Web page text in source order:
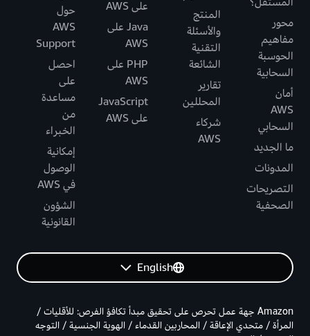
محور
مفاهيم
الحوسبة
السحابية
أمان
AWS
السحابي
ما الجديد
المدونات
التصريحات
الصحفية
المنتج
والأسئلة
التقنية
الشائعة
تقارير
المحللين
شركاء
AWS
على AWS
Java على
AWS
PHP على
AWS
JavaScript
على AWS
حول
AWS
Support
احصل
على
مساعدة
من
الخبراء
إمكانية
الوصول
في AWS
الشؤون
القانونية
English
Amazon جهة عمل تحرص على تحقيق مبدأ تكافؤ الفرص: للأقليات /
المرأة / متحدي الإعاقة / المحاربين القدماء / الهوية الجنسية / التوجه